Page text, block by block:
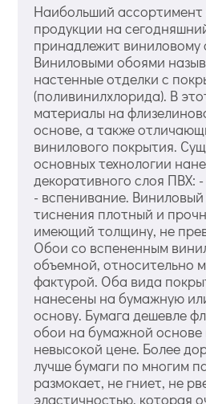
Наибольший
продукции на
принадлежит виниловому
Виниловыми обоями
настенные отделки с
(поливинилхлорида). В
материалы на
основе, а также
винилового покрытия.
основных технологии
декоративного слоя ПВХ:
- вспенивание. Виниловый
тиснения плотный и
имеющий толщину, не
Обои со вспененным
объемной, относительно
фактурой. Оба вида
нанесены на бумажную
основу. Бумага дешевле
обои на бумажной
невысокой цене. Более
лучше бумаги по многим
размокает, не гниет, не
эластичностью, которая